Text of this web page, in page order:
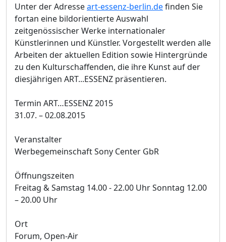
Unter der Adresseart-essenz-berlin.definden Sie
fortan eine bildorientierte Auswahl
zeitgenössischer Werke internationaler
Künstlerinnen und Künstler. Vorgestellt werden alle
Arbeiten der aktuellen Edition sowie Hintergründe
zu den Kulturschaffenden, die ihre Kunst auf der
diesjährigen ART...ESSENZ präsentieren.
Termin ART…ESSENZ 2015
31.07. – 02.08.2015
Veranstalter
Werbegemeinschaft Sony Center GbR
Öffnungszeiten
Freitag & Samstag 14.00 - 22.00 Uhr Sonntag 12.00
– 20.00 Uhr
Ort
Forum, Open-Air